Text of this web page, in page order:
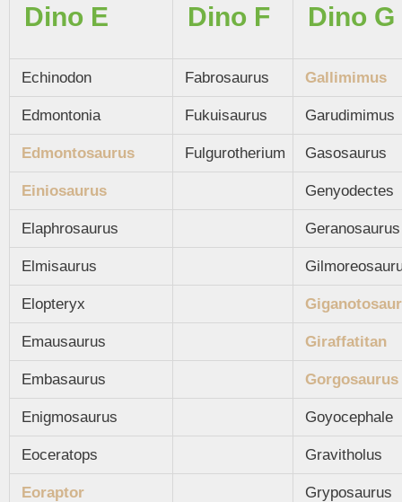
Dino E Dino F Dino G
Echinodon Fabrosaurus Gallimimus
Edmontonia Fukuisaurus Garudimimus
Edmontosaurus Fulgurotherium Gasosaurus
Einiosaurus Genyodectes
Elaphrosaurus Geranosaurus
Elmisaurus
Elopteryx
Emausaurus Giraffatitan
Embasaurus Gorgosaurus
Enigmosaurus Goyocephale
Eoceratops Gravitholus
Eoraptor Gryposaurus